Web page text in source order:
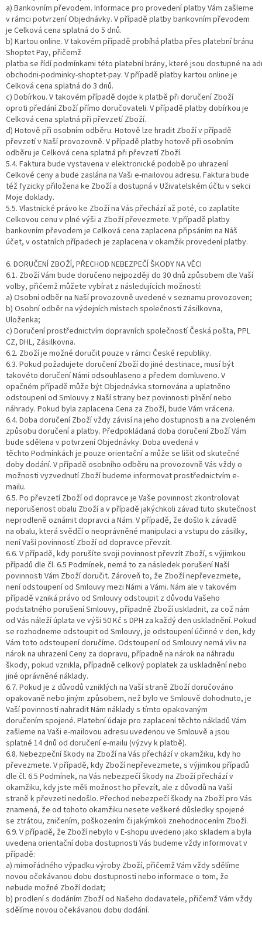
a) Bankovním převodem. Informace pro provedení platby Vám zašleme
v rámci potvrzení Objednávky. V případě platby bankovním převodem
je Celková cena splatná do 5 dnů.
b) Kartou online. V takovém případě probíhá platba přes platební bránu
Shoptet Pay, přičemž
platba se řídí podmínkami této platební brány, které jsou dostupné na
obchodni-podminky-shoptet-pay. V případě platby kartou online je
Celková cena splatná do 3 dnů.
c) Dobírkou. V takovém případě dojde k platbě při doručení Zboží
oproti předání Zboží přímo doručovateli. V případě platby dobírkou je
Celková cena splatná při převzetí Zboží.
d) Hotově při osobním odběru. Hotově lze hradit Zboží v případě
převzetí v Naší provozovně. V případě platby hotově při osobním
odběru je Celková cena splatná při převzetí Zboží.
5.4. Faktura bude vystavena v elektronické podobě po uhrazení
Celkové ceny a bude zaslána na Vaši e-mailovou adresu. Faktura bude
též fyzicky přiložena ke Zboží a dostupná v Uživatelském účtu v sekci
Moje doklady.
5.5. Vlastnické právo ke Zboží na Vás přechází až poté, co zaplatíte
Celkovou cenu v plné výši a Zboží převezmete. V případě platby
bankovním převodem je Celková cena zaplacena připsáním na Náš
účet, v ostatních případech je zaplacena v okamžik provedení platby.
6. DORUČENÍ ZBOŽÍ, PŘECHOD NEBEZPEČÍ ŠKODY NA VĚCI
6.1. Zboží Vám bude doručeno nejpozději do 30 dnů způsobem dle Vaší
volby, přičemž můžete vybírat z následujících možností:
a) Osobní odběr na Naší provozovně uvedené v seznamu provozoven;
b) Osobní odběr na výdejních místech společnosti Zásilkovna,
Uloženka;
c) Doručení prostřednictvím dopravních společností Česká pošta, PPL
CZ, DHL, Zásilkovna.
6.2. Zboží je možné doručit pouze v rámci České republiky.
6.3. Pokud požadujete doručení Zboží do jiné destinace, musí být
takovéto doručení Námi odsouhlaseno a předem domluveno. V
opačném případě může být Objednávka stornována a uplatněno
odstoupení od Smlouvy z Naší strany bez povinnosti plnění nebo
náhrady. Pokud byla zaplacena Cena za Zboží, bude Vám vrácena.
6.4. Doba doručení Zboží vždy závisí na jeho dostupnosti a na zvoleném
způsobu doručení a platby. Předpokládaná doba doručení Zboží Vám
bude sdělena v potvrzení Objednávky. Doba uvedená v
těchto Podmínkách je pouze orientační a může se lišit od skutečné
doby dodání. V případě osobního odběru na provozovně Vás vždy o
možnosti vyzvednutí Zboží budeme informovat prostřednictvím e-
mailu.
6.5. Po převzetí Zboží od dopravce je Vaše povinnost zkontrolovat
neporušenost obalu Zboží a v případě jakýchkoli závad tuto skutečnost
neprodleně oznámit dopravci a Nám. V případě, že došlo k závadě
na obalu, která svědčí o neoprávněné manipulaci a vstupu do zásilky,
není Vaší povinností Zboží od dopravce převzít.
6.6. V případě, kdy porušíte svoji povinnost převzít Zboží, s výjimkou
případů dle čl. 6.5 Podmínek, nemá to za následek porušení Naší
povinnosti Vám Zboží doručit. Zároveň to, že Zboží nepřevezmete,
není odstoupení od Smlouvy mezi Námi a Vámi. Nám ale v takovém
případě vzniká právo od Smlouvy odstoupit z důvodu Vašeho
podstatného porušení Smlouvy, případně Zboží uskladnit, za což nám
od Vás náleží úplata ve výši 50 Kč s DPH za každý den uskladnění. Pokud
se rozhodneme odstoupit od Smlouvy, je odstoupení účinné v den, kdy
Vám toto odstoupení doručíme. Odstoupení od Smlouvy nemá vliv na
nárok na uhrazení Ceny za dopravu, případně na nárok na náhradu
škody, pokud vznikla, případně celkový poplatek za uskladnění nebo
jiné oprávněné náklady.
6.7. Pokud je z důvodů vzniklých na Vaší straně Zboží doručováno
opakovaně nebo jiným způsobem, než bylo ve Smlouvě dohodnuto, je
Vaší povinností nahradit Nám náklady s tímto opakovaným
doručením spojené. Platební údaje pro zaplacení těchto nákladů Vám
zašleme na Vaši e-mailovou adresu uvedenou ve Smlouvě a jsou
splatné 14 dnů od doručení e-mailu (výzvy k platbě).
6.8. Nebezpeční škody na Zboží na Vás přechází v okamžiku, kdy ho
převezmete. V případě, kdy Zboží nepřevezmete, s výjimkou případů
dle čl. 6.5 Podmínek, na Vás nebezpečí škody na Zboží přechází v
okamžiku, kdy jste měli možnost ho převzít, ale z důvodů na Vaší
straně k převzetí nedošlo. Přechod nebezpečí škody na Zboží pro Vás
znamená, že od tohoto okamžiku nesete veškeré důsledky spojené
se ztrátou, zničením, poškozením či jakýmkoli znehodnocením Zboží.
6.9. V případě, že Zboží nebylo v E-shopu uvedeno jako skladem a byla
uvedena orientační doba dostupnosti Vás budeme vždy informovat v
případě:
a) mimořádného výpadku výroby Zboží, přičemž Vám vždy sdělíme
novou očekávanou dobu dostupnosti nebo informace o tom, že
nebude možné Zboží dodat;
b) prodlení s dodáním Zboží od Našeho dodavatele, přičemž Vám vždy
sdělíme novou očekávanou dobu dodání.